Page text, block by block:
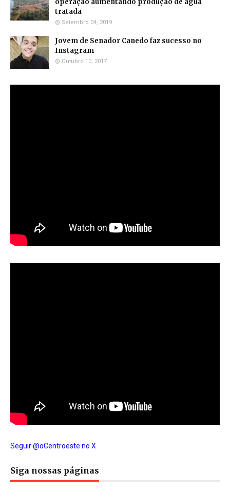
operação aumentando produção de água
tratada
Setembro 04, 2019
Jovem de Senador Canedo faz sucesso no
Instagram
Outubro 10, 2017
Seguir @oCentroeste no X
Siga nossas páginas